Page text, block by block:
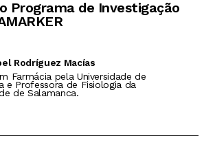
Programa de Investigação
Rodríguez Macías
Farmácia pela Universidade de
e Professora de Fisiologia da
de Salamanca.